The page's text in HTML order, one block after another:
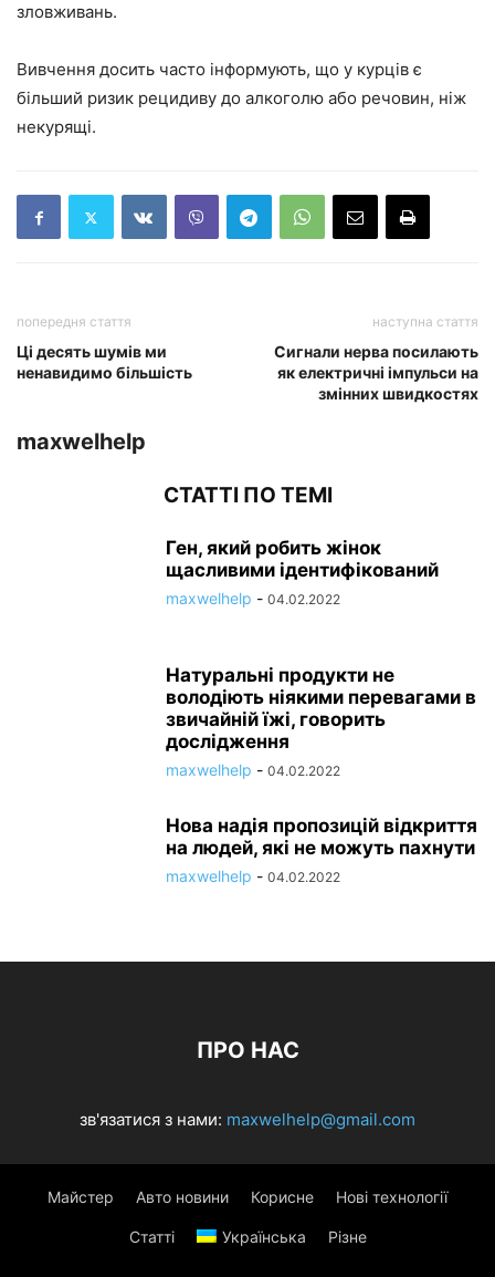
зловживань.
Вивчення досить часто інформують, що у курців є
більший ризик рецидиву до алкоголю або речовин, ніж
некурящі.
попередня стаття
Ці десять шумів ми
ненавидимо більшість
наступна стаття
Сигнали нерва посилають
як електричні імпульси на
змінних швидкостях
maxwelhelp
СТАТТІ ПО ТЕМІ
Ген, який робить жінок
щасливими ідентифікований
maxwelhelp - 04.02.2022
Натуральні продукти не
володіють ніякими перевагами в
звичайній їжі, говорить
дослідження
maxwelhelp - 04.02.2022
Нова надія пропозицій відкриття
на людей, які не можуть пахнути
maxwelhelp - 04.02.2022
ПРО НАС
зв'язатися з нами: maxwelhelp@gmail.com
Майстер Авто новини Корисне Нові технології
Статті Українська Різне